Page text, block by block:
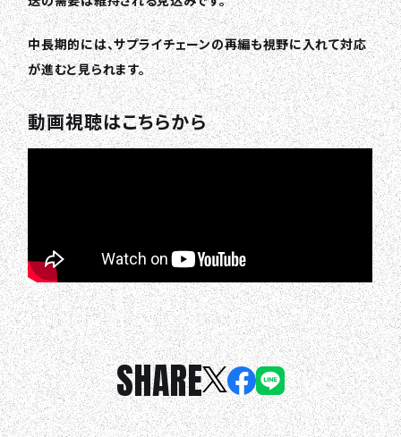
中長期的には、サプライチェーンの再編も視野に入れて対応
が進むと見られます。
動画視聴はこちらから
SHARE